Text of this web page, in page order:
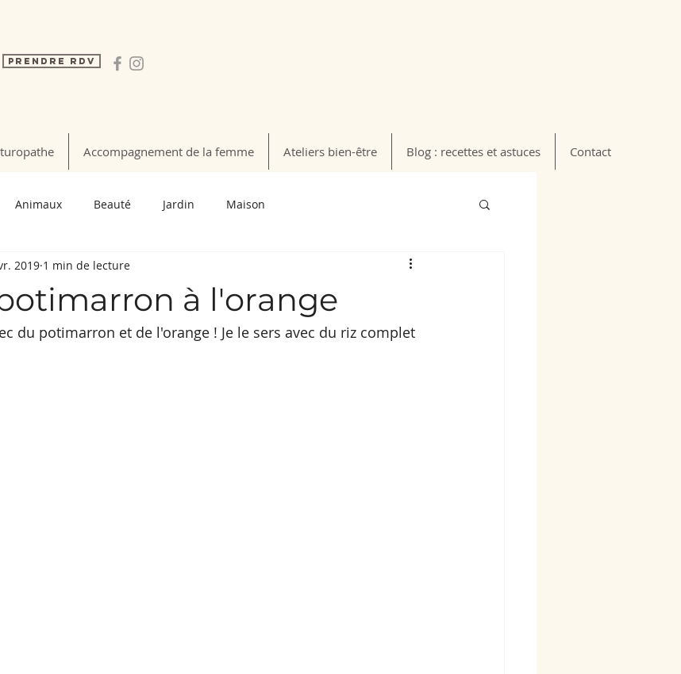
Prendre RDV
Accompagnement de la femme Ateliers bien-être Blog : recettes et astuces Contact
Animaux Beauté Jardin Maison
à l'orange
2019 1 min de lecture
du potimarron et de l'orange ! Je le sers avec du riz complet